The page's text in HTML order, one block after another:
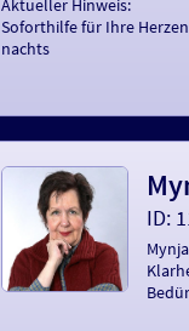
Aktueller Hinweis:
Soforthilfe für Ihre
nachts
ID: